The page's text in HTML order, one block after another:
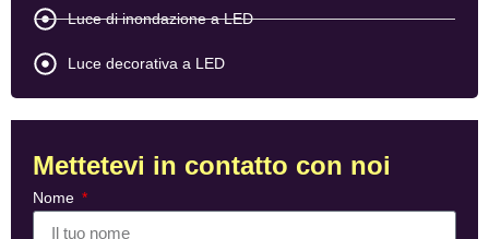
Luce di inondazione a LED
Luce decorativa a LED
Mettetevi in contatto con noi
Nome